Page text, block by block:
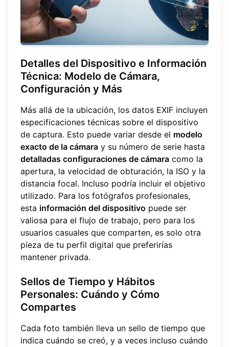
Detalles del Dispositivo e Información
Técnica: Modelo de Cámara,
Configuración y Más
Más allá de la ubicación, los datos EXIF incluyen
especificaciones técnicas sobre el dispositivo
de captura. Esto puede variar desde el modelo
exacto de la cámara y su número de serie hasta
detalladas configuraciones de cámara como la
apertura, la velocidad de obturación, la ISO y la
distancia focal. Incluso podría incluir el objetivo
utilizado. Para los fotógrafos profesionales,
esta información del dispositivo puede ser
valiosa para el flujo de trabajo, pero para los
usuarios casuales que comparten, es solo otra
pieza de tu perfil digital que preferirías
mantener privada.
Sellos de Tiempo y Hábitos
Personales: Cuándo y Cómo
Compartes
Cada foto también lleva un sello de tiempo que
indica cuándo se creó, y a veces incluso cuándo